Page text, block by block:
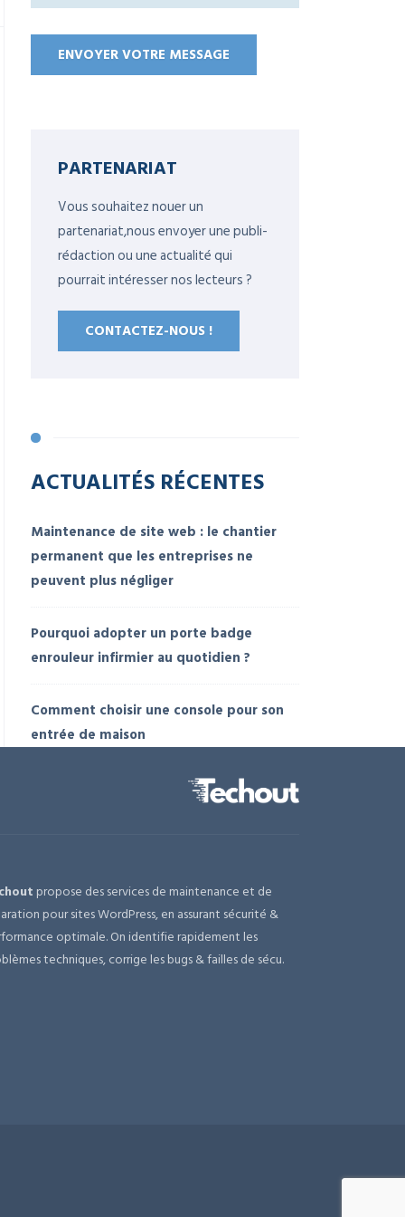
PARTENARIAT
Vous souhaitez nouer un
partenariat,nous envoyer une publi-
rédaction ou une actualité qui
pourrait intéresser nos lecteurs ?
CONTACTEZ-NOUS !
ACTUALITÉS RÉCENTES
Maintenance de site web : le chantier
permanent que les entreprises ne
peuvent plus négliger
Pourquoi adopter un porte badge
enrouleur infirmier au quotidien ?
Comment choisir une console pour son
entrée de maison
propose des services de maintenance et de
pour sites WordPress, en assurant sécurité &
optimale. On identifie rapidement les
techniques, corrige les bugs & failles de sécu.